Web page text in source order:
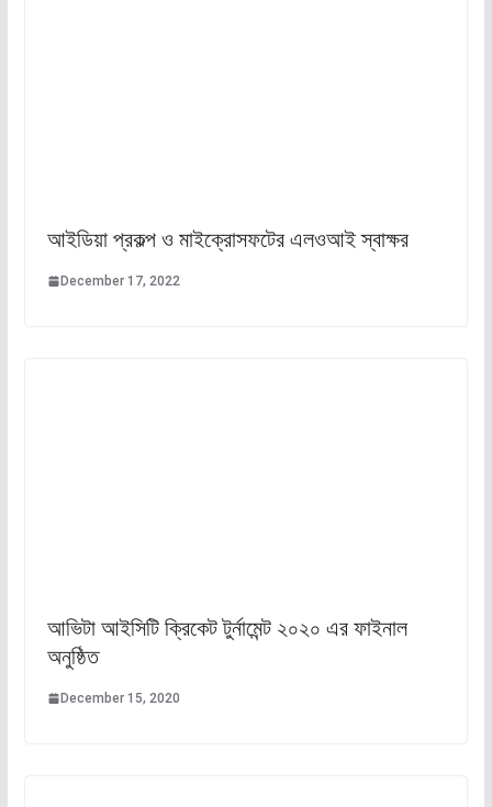
আইডিয়া প্রকল্প ও মাইক্রোসফটের এলওআই স্বাক্ষর
December 17, 2022
আভিটা আইসিটি ক্রিকেট টুর্নামেন্ট ২০২০ এর ফাইনাল
অনুষ্ঠিত
December 15, 2020